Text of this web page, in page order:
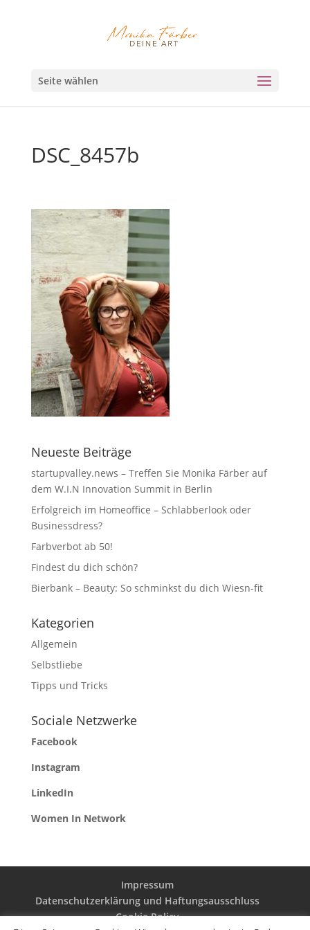
Seite wählen
DSC_8457b
Neueste Beiträge
startupvalley.news – Treffen Sie Monika Färber auf
dem W.I.N Innovation Summit in Berlin
Erfolgreich im Homeoffice – Schlabberlook oder
Businessdress?
Farbverbot ab 50!
Findest du dich schön?
Bierbank – Beauty: So schminkst du dich Wiesn-fit
Kategorien
Allgemein
Selbstliebe
Tipps und Tricks
Sociale Netzwerke
Facebook
Instagram
LinkedIn
Women In Network
Impressum
Datenschutzerklärung und Haftungsausschluss
Cookie Policy